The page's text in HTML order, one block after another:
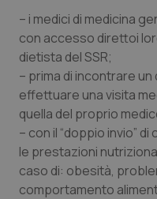
Valle D’Aosta
Veneto
Oncoematologia
Oncologia &
Psoriasi & pelle
Quotidiano
– i medici di medicina
con accesso direttoi
dietista del SSR;
– prima di incontrare
effettuare una visita
quella del proprio
– con il “doppio invio”
le prestazioni
caso di: obesità,
comportamento